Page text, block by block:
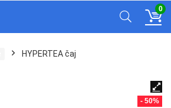
0
HYPERTEA čaj
- 50%